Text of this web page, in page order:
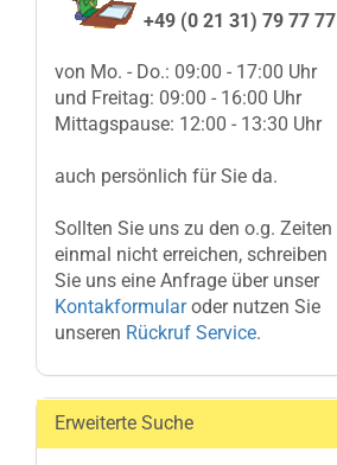
+49 (0 21 31) 79 77 77
von Mo. - Do.: 09:00 - 17:00 Uhr
und Freitag: 09:00 - 16:00 Uhr
Mittagspause: 12:00 - 13:30 Uhr
auch persönlich für Sie da.
Sollten Sie uns zu den o.g. Zeiten
einmal nicht erreichen, schreiben
Sie uns eine Anfrage über unser
Kontakformularoder nutzen Sie
unseren Rückruf Service.
Erweiterte Suche